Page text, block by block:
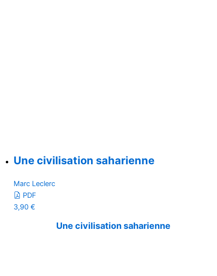
Une civilisation saharienne
Marc Leclerc
PDF
3,90 €
Une civilisation saharienne